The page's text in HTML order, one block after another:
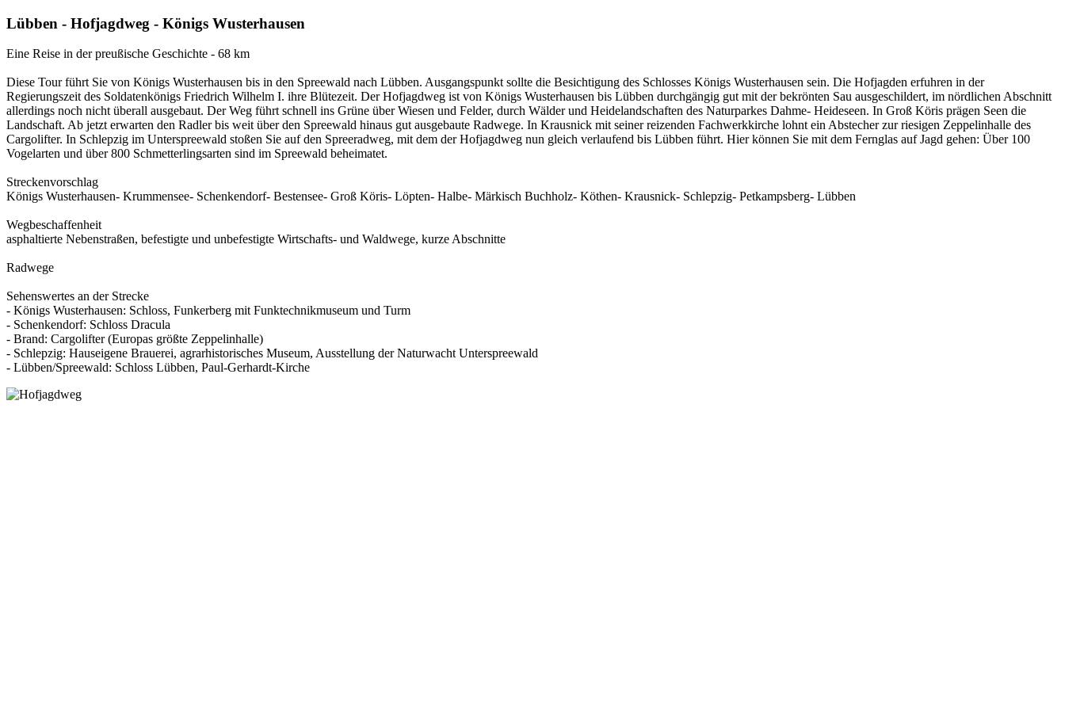
Lübben - Hofjagdweg - Königs Wusterhausen
Eine Reise in der preußische Geschichte - 68 km
Diese Tour führt Sie von Königs Wusterhausen bis in den Spreewald nach Lübben. Ausgangspunkt sollte die Besichtigung des Schlosses Königs Wusterhausen sein. Die Hofjagden erfuhren in der
Regierungszeit des Soldatenkönigs Friedrich Wilhelm I. ihre Blütezeit. Der Hofjagdweg ist von Königs Wusterhausen bis Lübben durchgängig gut mit der bekrönten Sau ausgeschildert, im nördlichen Abschnitt
allerdings noch nicht überall ausgebaut. Der Weg führt schnell ins Grüne über Wiesen und Felder, durch Wälder und Heidelandschaften des Naturparkes Dahme- Heideseen. In Groß Köris prägen Seen die
Landschaft. Ab jetzt erwarten den Radler bis weit über den Spreewald hinaus gut ausgebaute Radwege. In Krausnick mit seiner reizenden Fachwerkkirche lohnt ein Abstecher zur riesigen Zeppelinhalle des
Cargolifter. In Schlepzig im Unterspreewald stoßen Sie auf den Spreeradweg, mit dem der Hofjagdweg nun gleich verlaufend bis Lübben führt. Hier können Sie mit dem Fernglas auf Jagd gehen: Über 100
Vogelarten und über 800 Schmetterlingsarten sind im Spreewald beheimatet.
Streckenvorschlag
Königs Wusterhausen- Krummensee- Schenkendorf- Bestensee- Groß Köris- Löpten- Halbe- Märkisch Buchholz- Köthen- Krausnick- Schlepzig- Petkampsberg- Lübben
Wegbeschaffenheit
asphaltierte Nebenstraßen, befestigte und unbefestigte Wirtschafts- und Waldwege, kurze Abschnitte
Radwege
Sehenswertes an der Strecke
- Königs Wusterhausen: Schloss, Funkerberg mit Funktechnikmuseum und Turm
- Schenkendorf: Schloss Dracula
- Brand: Cargolifter (Europas größte Zeppelinhalle)
- Schlepzig: Hauseigene Brauerei, agrarhistorisches Museum, Ausstellung der Naturwacht Unterspreewald
- Lübben/Spreewald: Schloss Lübben, Paul-Gerhardt-Kirche